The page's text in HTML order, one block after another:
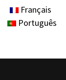
Français
Português